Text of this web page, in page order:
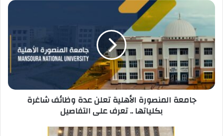
جامعة
المنصورة
الأهلية
تعلن
عدة
وظائف
شاغرة
بكلياتها
..
جامعة المنصورة الأهلية تعلن عدة وظائف شاغرة
بكلياتها .. تعرف على التفاصيل